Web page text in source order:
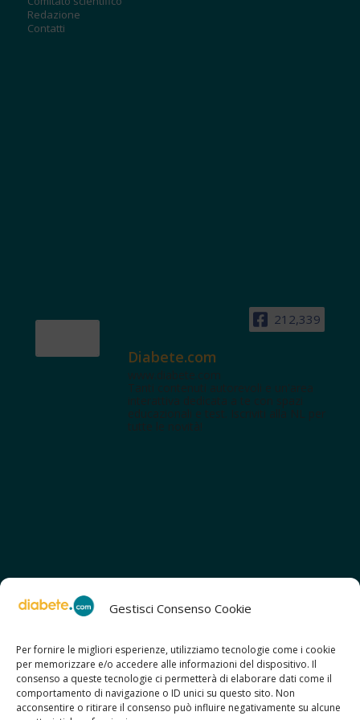
Gestisci Consenso Cookie
Per fornire le migliori esperienze, utilizziamo tecnologie come i cookie
per memorizzare e/o accedere alle informazioni del dispositivo. Il
consenso a queste tecnologie ci permetterà di elaborare dati come il
comportamento di navigazione o ID unici su questo sito. Non
acconsentire o ritirare il consenso può influire negativamente su alcune
Redazione
Contatti
212,339
Diabete.com
www.diabete.com
Tanti contenuti autorevoli e un'area
interattiva dedicata a te con spazi
educazionali e test. Iscriviti alla NL per
tutte le novità!
SCOPRI ANCHE:
> ilmiodiabete.com
> casadiabete.it